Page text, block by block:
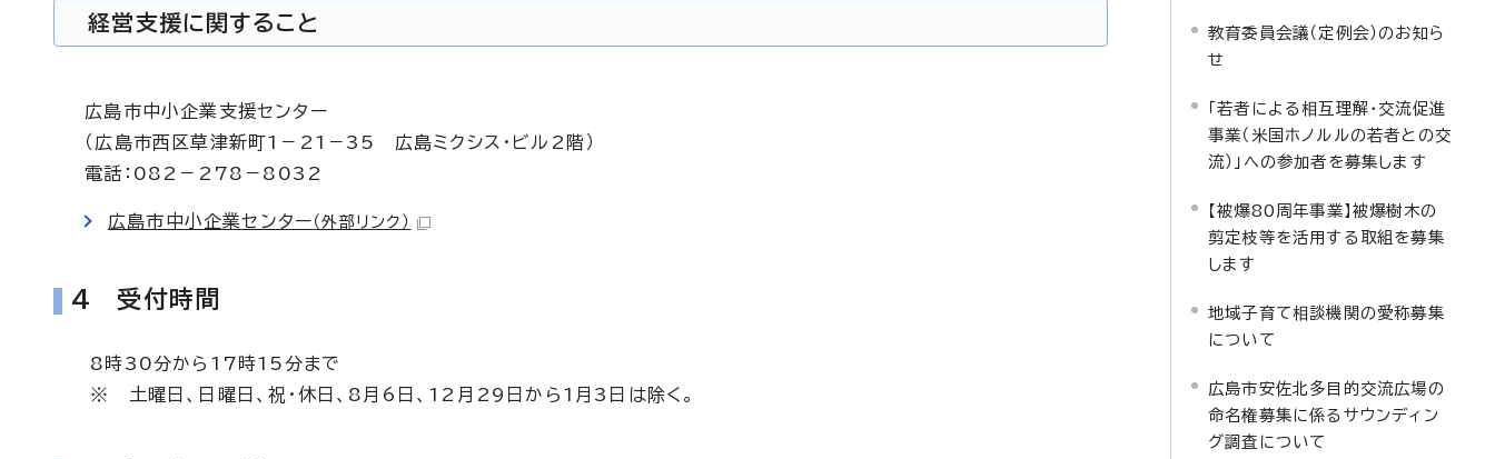
経営支援に関すること
広島市中小企業支援センター
（広島市西区草津新町1－21－35 広島ミクシス・ビル2階）
電話：082－278－8032
広島市中小企業センター （外部リンク）
4 受付時間
8時30分から17時15分まで
※ 土曜日、日曜日、祝・休日、8月6日、12月29日から1月3日は除く。
教育委員会議（定例会）のお知ら
せ
「若者による相互理解・交流促進
事業（米国ホノルルの若者との交
流）」への参加者を募集します
【被爆80周年事業】被爆樹木の
剪定枝等を活用する取組を募集
します
地域子育て相談機関の愛称募集
について
広島市安佐北多目的交流広場の
命名権募集に係るサウンディン
グ調査について